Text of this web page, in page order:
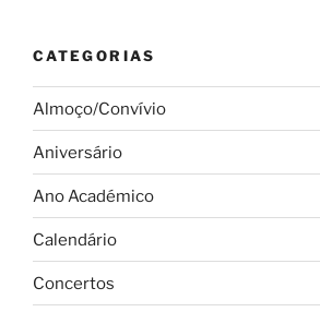
CATEGORIAS
Almoço/Convívio
Aniversário
Ano Académico
Calendário
Concertos